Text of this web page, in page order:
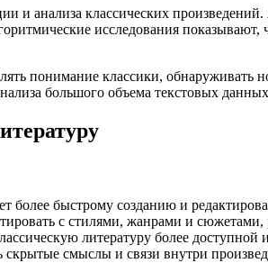
и анализа классических
исследования
понимание классики,
большого объема текстовых
более быстрому созданию и
с стилями, жанрами и
литературу более доступной
смыслы и связи внутри